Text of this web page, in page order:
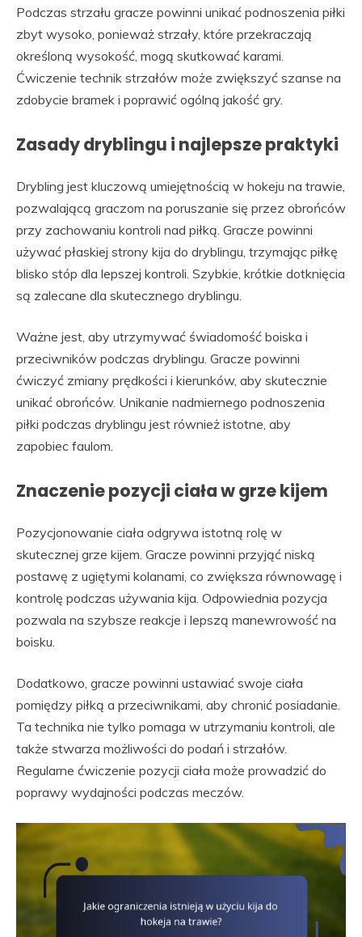
Podczas strzału gracze powinni unikać podnoszenia piłki
zbyt wysoko, ponieważ strzały, które przekraczają
określoną wysokość, mogą skutkować karami.
Ćwiczenie technik strzałów może zwiększyć szanse na
zdobycie bramek i poprawić ogólną jakość gry.
Zasady dryblingu i najlepsze praktyki
Drybling jest kluczową umiejętnością w hokeju na trawie,
pozwalającą graczom na poruszanie się przez obrońców
przy zachowaniu kontroli nad piłką. Gracze powinni
używać płaskiej strony kija do dryblingu, trzymając piłkę
blisko stóp dla lepszej kontroli. Szybkie, krótkie dotknięcia
są zalecane dla skutecznego dryblingu.
Ważne jest, aby utrzymywać świadomość boiska i
przeciwników podczas dryblingu. Gracze powinni
ćwiczyć zmiany prędkości i kierunków, aby skutecznie
unikać obrońców. Unikanie nadmiernego podnoszenia
piłki podczas dryblingu jest również istotne, aby
zapobiec faulom.
Znaczenie pozycji ciała w grze kijem
Pozycjonowanie ciała odgrywa istotną rolę w
skutecznej grze kijem. Gracze powinni przyjąć niską
postawę z ugiętymi kolanami, co zwiększa równowagę i
kontrolę podczas używania kija. Odpowiednia pozycja
pozwala na szybsze reakcje i lepszą manewrowość na
boisku.
Dodatkowo, gracze powinni ustawiać swoje ciała
pomiędzy piłką a przeciwnikami, aby chronić posiadanie.
Ta technika nie tylko pomaga w utrzymaniu kontroli, ale
także stwarza możliwości do podań i strzałów.
Regularne ćwiczenie pozycji ciała może prowadzić do
poprawy wydajności podczas meczów.